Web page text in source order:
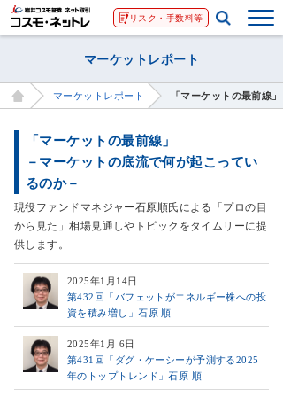
リスク・手数料等
マーケットレポート
マーケットレポート 「マーケットの最前線
「マーケットの最前線」
－マーケットの底流で何が起こってい
るのか－
現役ファンドマネジャー石原順氏による「プロの目
から見た」相場見通しやトピックをタイムリーに提
供します。
2025年1月14日
第432回「バフェットがエネルギー株への投
資を積み増し」石原 順
2025年1月 6日
第431回「ダグ・ケーシーが予測する2025
年のトップトレンド」石原 順